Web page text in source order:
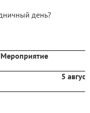
день?
Мероприятие
5